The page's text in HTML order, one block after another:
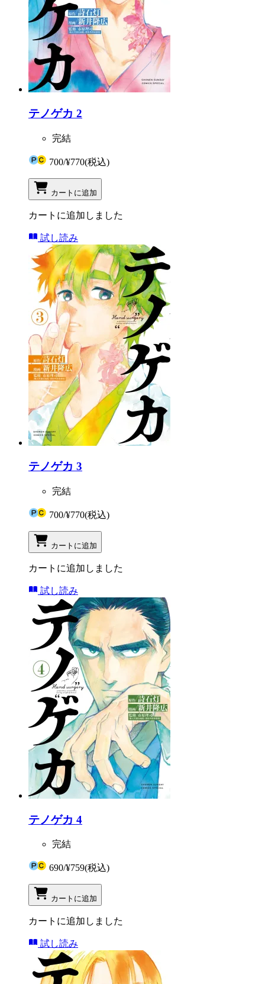
テノゲカ 2
完結
700/¥770(税込)
カートに追加
カートに追加しました
試し読み
テノゲカ 3
完結
700/¥770(税込)
カートに追加
カートに追加しました
試し読み
テノゲカ 4
完結
690/¥759(税込)
カートに追加
カートに追加しました
試し読み